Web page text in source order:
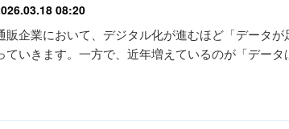
08:20
販企業において、デジタル化が進むほど「データ
ていきます。一方で、近年増えているのが「デー